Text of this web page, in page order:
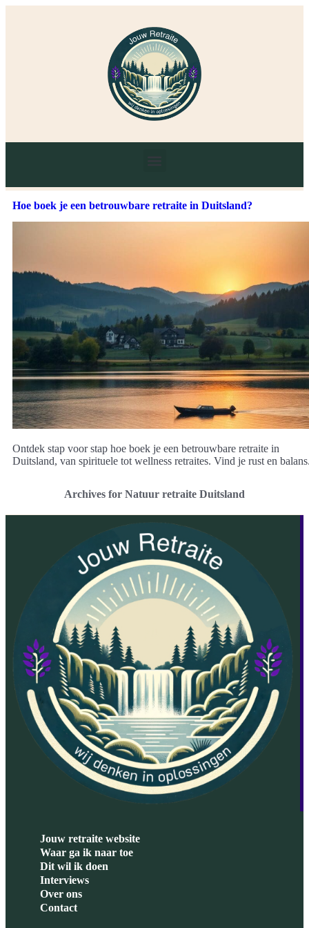
Hoe boek je een betrouwbare retraite in Duitsland?
Ontdek stap voor stap hoe boek je een betrouwbare retraite in
Duitsland, van spirituele tot wellness retraites. Vind je rust en
Archives for Natuur retraite Duitsland
Jouw retraite website
Waar ga ik naar toe
Dit wil ik doen
Interviews
Over ons
Contact